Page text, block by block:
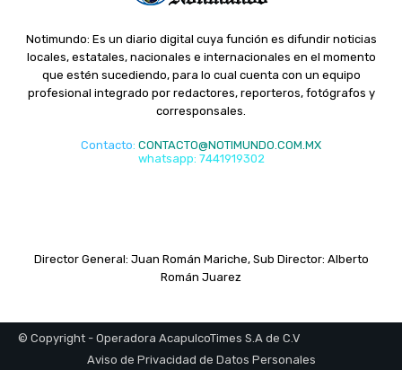
Notimundo: Es un diario digital cuya función es difundir noticias
locales, estatales, nacionales e internacionales en el momento
que estén sucediendo, para lo cual cuenta con un equipo
profesional integrado por redactores, reporteros, fotógrafos y
corresponsales.
Contacto: CONTACTO@NOTIMUNDO.COM.MX
whatsapp: 7441919302
Director General: Juan Román Mariche, Sub Director: Alberto
Román Juarez
© Copyright - Operadora AcapulcoTimes S.A de C.V
Aviso de Privacidad de Datos Personales